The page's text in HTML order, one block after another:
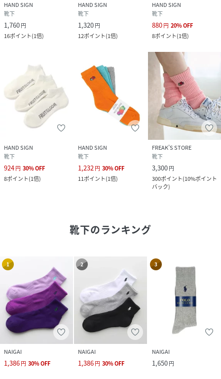
HAND SIGN
靴下
1,760円
16ポイント(1倍)
HAND SIGN
靴下
1,320円
12ポイント(1倍)
HAND SIGN
靴下
880円 20%OFF
8ポイント(1倍)
HAND SIGN
靴下
924円 30%OFF
8ポイント(1倍)
HAND SIGN
靴下
1,232 円 30%OFF
11ポイント(1倍)
FREAK’S STORE
靴下
3,300円
300ポイント(10%ポイント
バック)
靴下のランキング
1
NAIGAI
1,386円 30%OFF
2
NAIGAI
1,386円 30%OFF
3
NAIGAI
1,650円